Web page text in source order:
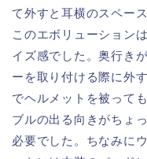
て外すと耳横のスペー
このエボリューション
イズ感でした。奥行き
ーを取り付ける際に外
でヘルメットを被って
ブルの出る向きがちょ
必要でした。ちなみに